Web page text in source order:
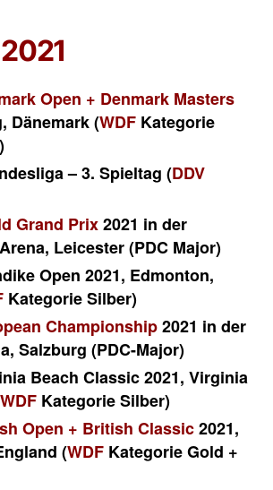
Open + Denmark Masters
Dänemark (WDF Kategorie
– 3. Spieltag (DDV
Grand Prix2021 in der
Leicester (PDC Major)
Open 2021, Edmonton,
Kategorie Silber)
Championship2021 in der
Salzburg (PDC-Major)
Beach Classic 2021, Virginia
WDF Kategorie Silber)
Open + British Classic2021,
(WDF Kategorie Gold +